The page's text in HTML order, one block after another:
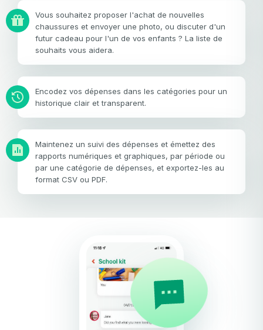
Vous souhaitez proposer l'achat de nouvelles
chaussures et envoyer une photo, ou discuter d'un
futur cadeau pour l'un de vos enfants ? La liste de
souhaits vous aidera.
Encodez vos dépenses dans les catégories pour un
historique clair et transparent.
Maintenez un suivi des dépenses et émettez des
rapports numériques et graphiques, par période ou
par une catégorie de dépenses, et exportez-les au
format CSV ou PDF.